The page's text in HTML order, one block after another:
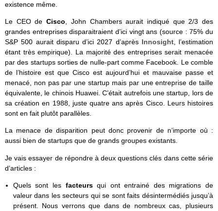
existence même.
Le CEO deCisco, John Chambers aurait indiqué que 2/3 des
grandes entreprises disparaitraient d’ici vingt ans (source : 75% du
S&P 500 aurait disparu d’ici 2027 d’après Innosight, l’estimation
étant très empirique). La majorité des entreprises serait menacée
par des startups sorties de nulle-part comme Facebook. Le comble
de l’histoire est que Cisco est aujourd’hui et mauvaise passe et
menacé, non pas par une startup mais par une entreprise de taille
équivalente, le chinois Huawei. C’était autrefois une startup, lors de
sa création en 1988, juste quatre ans après Cisco. Leurs histoires
sont en fait plutôt parallèles.
La menace de disparition peut donc provenir de n’importe où :
aussi bien de startups que de grands groupes existants.
Je vais essayer de répondre à deux questions clés dans cette série
d’articles :
Quels sont les facteursqui ont entrainé des migrations de
valeur dans les secteurs qui se sont faits désintermédiés jusqu’à
présent. Nous verrons que dans de nombreux cas, plusieurs